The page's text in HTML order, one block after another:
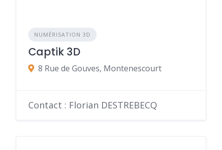
NUMÉRISATION 3D
Captik 3D
8 Rue de Gouves, Montenescourt
Contact : Florian DESTREBECQ